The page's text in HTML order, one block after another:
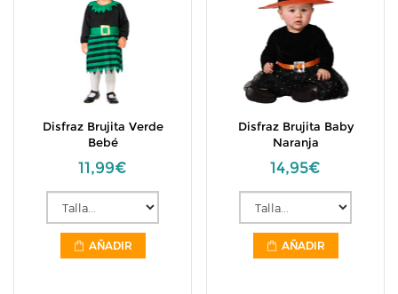
Disfraz Brujita Verde
Bebé
11,99€
AÑADIR
Disfraz Brujita Baby
Naranja
14,95€
AÑADIR